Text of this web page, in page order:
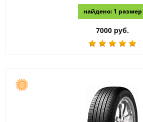
найдено: 1 размер
7000 руб.